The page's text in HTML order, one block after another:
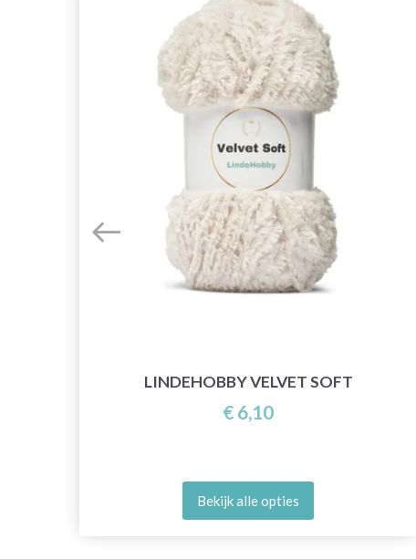
LINDEHOBBY VELVET SOFT
€ 6,10
Bekijk alle opties